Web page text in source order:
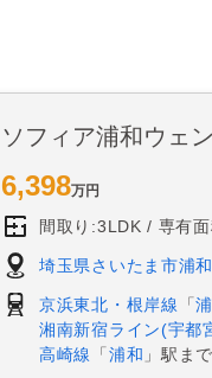
ソフィア浦和ウェ
6,398万円
間取り:3LDK 専有
埼玉県さいたま市浦
京浜東北・根岸線 「
湘南新宿ライン(宇都
高崎線
「 浦和 」駅ま